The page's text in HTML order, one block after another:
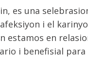
es una
i el
estamos en
i benefisial para